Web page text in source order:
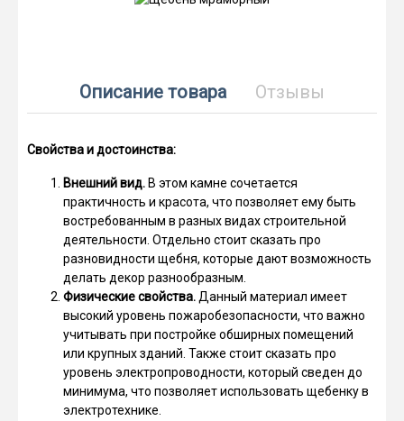
Описание товара Отзывы
Свойства и достоинства:
Внешний вид. В этом камне сочетается
практичность и красота, что позволяет ему быть
востребованным в разных видах строительной
деятельности. Отдельно стоит сказать про
разновидности щебня, которые дают возможность
делать декор разнообразным.
Физические свойства. Данный материал имеет
высокий уровень пожаробезопасности, что важно
учитывать при постройке обширных помещений
или крупных зданий. Также стоит сказать про
уровень электропроводности, который сведен до
минимума, что позволяет использовать щебенку в
электротехнике.